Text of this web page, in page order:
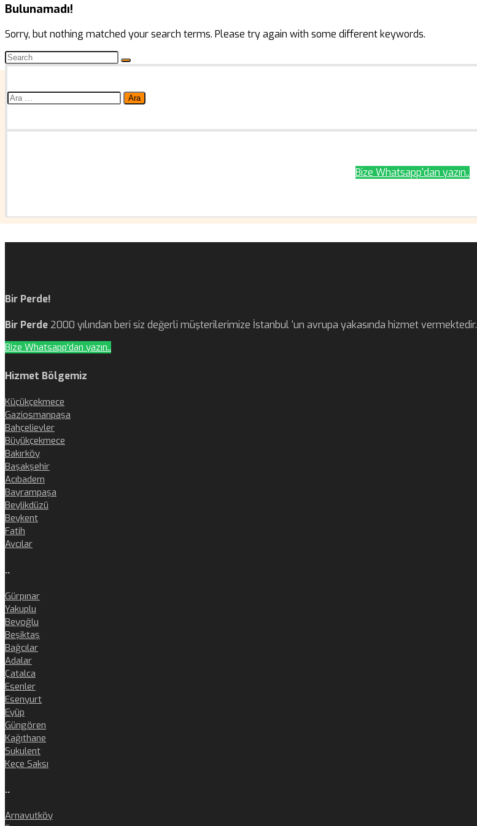
Bulunamadı!
Sorry, but nothing matched your search terms. Please try again with some different keywords.
Arama:
Bize Whatsapp'dan yazın..
Bir Perde!
Bir Perde 2000 yılından beri siz değerli müşterilerimize İstanbul ‘un avrupa yakasında hizmet vermektedir.
Bize Whatsapp'dan yazın..
Hizmet Bölgemiz
Küçükçekmece
Gaziosmanpaşa
Bahçelievler
Büyükçekmece
Bakırköy
Başakşehir
Acıbadem
Bayrampaşa
Beylikdüzü
Beykent
Fatih
Avcılar
..
Gürpınar
Yakuplu
Beyoğlu
Beşiktaş
Bağcılar
Adalar
Çatalca
Esenler
Esenyurt
Eyüp
Güngören
Kağıthane
Sukulent
Keçe Saksı
..
Arnavutköy